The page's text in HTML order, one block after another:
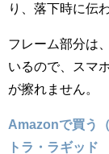
り、落下時に伝
フレーム部分は
いるので、スマ
が擦れません。
Amazonで買う
トラ・ラギッド